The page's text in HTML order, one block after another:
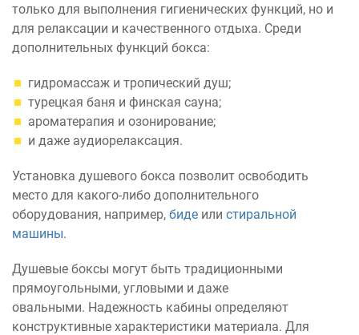
только для выполнения гигиенических функций, но и
для релаксации и качественного отдыха. Среди
дополнительных функций бокса:
гидромассаж и тропический душ;
турецкая баня и финская сауна;
ароматерапия и озонирование;
и даже аудиорелаксация.
Установка душевого бокса позволит освободить
место для какого-либо дополнительного
оборудования, например, биде или стиральной
машины.
Душевые боксы могут быть традиционными
прямоугольными, угловыми и даже
овальными. Надежность кабины определяют
конструктивные характеристики материала. Для